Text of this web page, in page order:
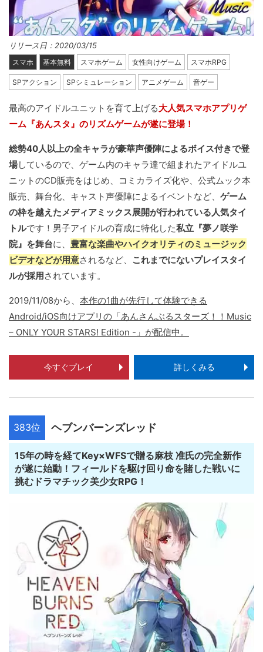
リリース日：2020/03/15
スマホ 基本無料 スマホゲーム 女性向けゲーム スマホRPG
SPアクション SPシミュレーション アニメゲーム 音ゲー
最高のアイドルユニットを育て上げる大人気スマホアプリゲ
ーム『あんスタ』のリズムゲームが遂に登場！
総勢40人以上の全キャラが豪華声優陣によるボイス付きで登
場しているので、ゲーム内のキャラ達で組まれたアイドルユ
ニットのCD販売をはじめ、コミカライズ化や、公式ムック本
販売、舞台化、キャスト声優陣によるイベントなど、 ゲーム
の枠を越えたメディアミックス展開が行われている人気タイ
トルです！男子アイドルの育成に特化した私立『夢ノ咲学
院』を舞台に、 豊富な楽曲やハイクオリティのミュージック
ビデオなどが用意されるなど、 これまでにないプレイスタイ
ルが採用されています。
2019/11/08から、 本作の1曲が先行して体験できる
Android/iOS向けアプリの「あんさんぶるスターズ！！Music
– ONLY YOUR STARS! Edition -」が配信中。
今すぐプレイ 詳しくみる
383位 ヘブンバーンズレッド
15年の時を経てKey×WFSで贈る麻枝 准氏の完全新作
が遂に始動！フィールドを駆け回り命を賭した戦いに
挑むドラマチック美少女RPG！